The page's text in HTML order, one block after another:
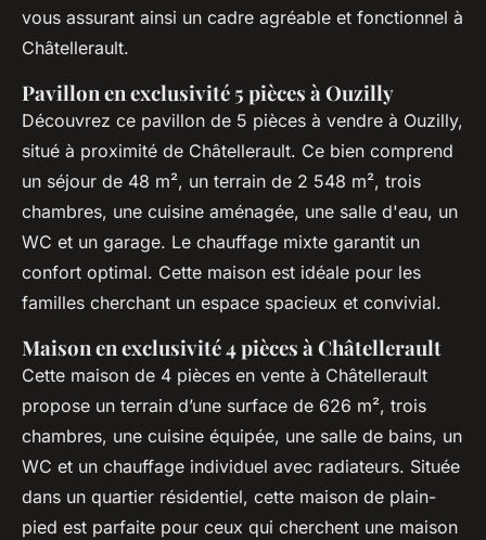
vous assurant ainsi un cadre agréable et fonctionnel à
Châtellerault.
Pavillon en exclusivité 5 pièces à Ouzilly
Découvrez ce pavillon de 5 pièces à vendre à Ouzilly,
situé à proximité de Châtellerault. Ce bien comprend
un séjour de 48 m², un terrain de 2 548 m², trois
chambres, une cuisine aménagée, une salle d'eau, un
WC et un garage. Le chauffage mixte garantit un
confort optimal. Cette maison est idéale pour les
familles cherchant un espace spacieux et convivial.
Maison en exclusivité 4 pièces à Châtellerault
Cette maison de 4 pièces en vente à Châtellerault
propose un terrain d’une surface de 626 m², trois
chambres, une cuisine équipée, une salle de bains, un
WC et un chauffage individuel avec radiateurs. Située
dans un quartier résidentiel, cette maison de plain-
pied est parfaite pour ceux qui cherchent une maison